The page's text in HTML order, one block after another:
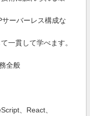
ーバーレス構成な
一貫して学べます。
全般
、React、